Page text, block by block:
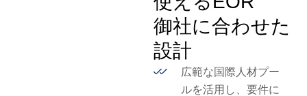
御社に合わせた
設計
広範な国際人材プー
ルを活用し、要件に